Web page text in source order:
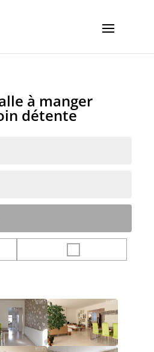
à manger
détente